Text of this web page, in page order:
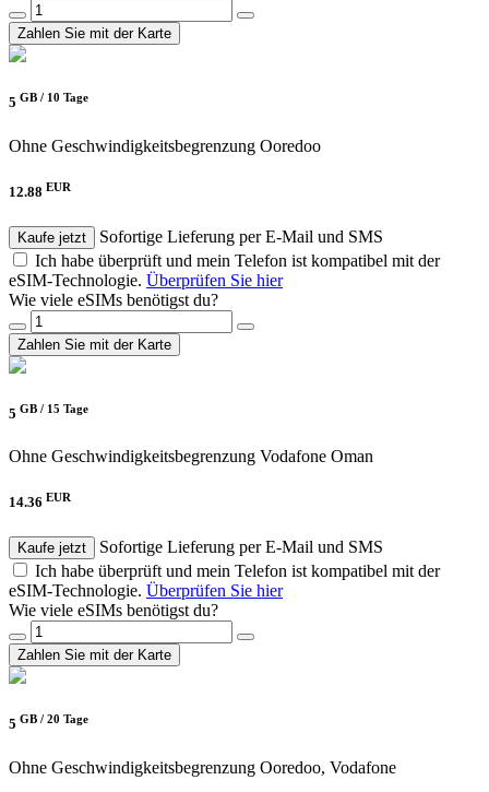
Zahlen Sie mit der Karte
5 GB / 10 Tage
Ohne Geschwindigkeitsbegrenzung Ooredoo
12.88 EUR
Kaufe jetzt
Sofortige Lieferung per E-Mail und SMS
Ich habe überprüft und mein Telefon ist kompatibel mit der
eSIM-Technologie. Überprüfen Sie hier
Wie viele eSIMs benötigst du?
Zahlen Sie mit der Karte
5 GB / 15 Tage
Ohne Geschwindigkeitsbegrenzung Vodafone Oman
14.36 EUR
Kaufe jetzt
Sofortige Lieferung per E-Mail und SMS
Ich habe überprüft und mein Telefon ist kompatibel mit der
eSIM-Technologie. Überprüfen Sie hier
Wie viele eSIMs benötigst du?
Zahlen Sie mit der Karte
5 GB / 20 Tage
Ohne Geschwindigkeitsbegrenzung Ooredoo, Vodafone